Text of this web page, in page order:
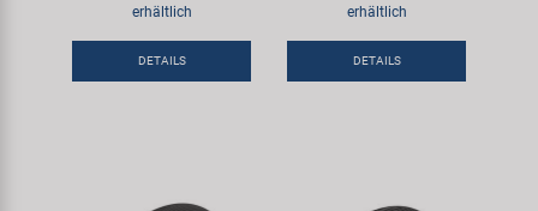
erhältlich
DETAILS
erhältlich
DETAILS